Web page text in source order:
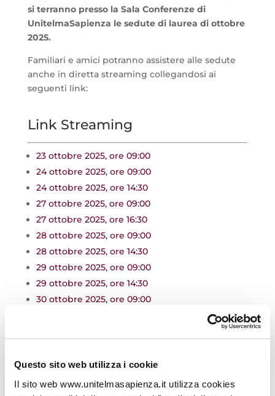
Questo sito web utilizza i cookie
Il sito web www.unitelmasapienza.it utilizza cookies
si terranno presso la Sala Conferenze di
UnitelmaSapienza le sedute di laurea di ottobre
2025.
Familiari e amici potranno assistere alle sedute
anche in diretta streaming collegandosi ai
seguenti link:
Link Streaming
23 ottobre 2025, ore 09:00
24 ottobre 2025, ore 09:00
24 ottobre 2025, ore 14:30
27 ottobre 2025, ore 09:00
27 ottobre 2025, ore 16:30
28 ottobre 2025, ore 09:00
28 ottobre 2025, ore 14:30
29 ottobre 2025, ore 09:00
29 ottobre 2025, ore 14:30
30 ottobre 2025, ore 09:00